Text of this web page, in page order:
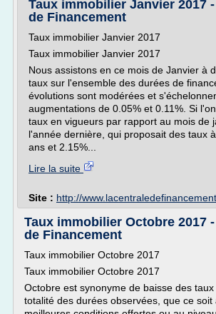
Taux immobilier Janvier 2017
de Financement
Taux immobilier Janvier 2017
Taux immobilier Janvier 2017
Nous assistons en ce mois de Janvier à
taux sur l'ensemble des durées de
évolutions sont modérées et
augmentations de 0.05% et 0.11%. Si
taux en vigueurs par rapport au mois de
l'année dernière, qui proposait des taux
ans et 2.15%...
Lire la suite
Site : http://
Taux immobilier Octobre 2017
de Financement
Taux immobilier Octobre 2017
Taux immobilier Octobre 2017
Octobre est synonyme de baisse des
totalité des durées observées, que ce soit